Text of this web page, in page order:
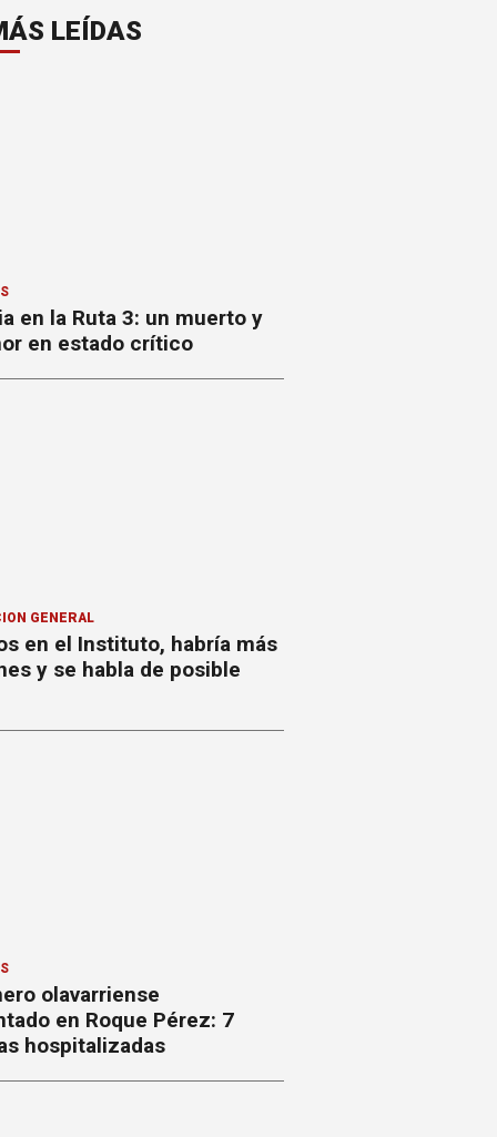
LEÍDAS
en la Ruta 3: un muerto y
en estado crítico
GENERAL
en el Instituto, habría más
y se habla de posible
olavarriense
en Roque Pérez: 7
hospitalizadas